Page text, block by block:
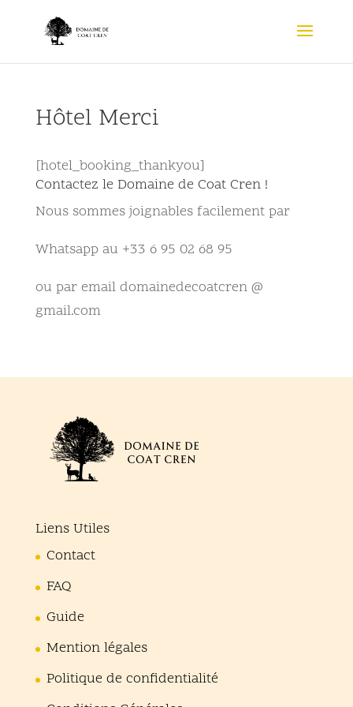
Hôtel Merci
[hotel_booking_thankyou]
Contactez le Domaine de Coat Cren !
Nous sommes joignables facilement par
Whatsapp au +33 6 95 02 68 95
ou par email domainedecoatcren @
gmail.com
Liens Utiles
Contact
FAQ
Guide
Mention légales
Politique de confidentialité